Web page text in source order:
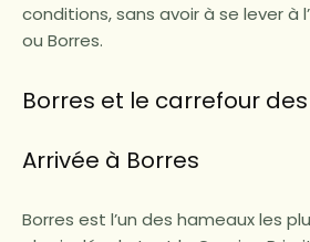
conditions, sans avoir à se lever à
ou Borres.
Borres et le carrefour
Arrivée à Borres
Borres est l’un des hameaux les